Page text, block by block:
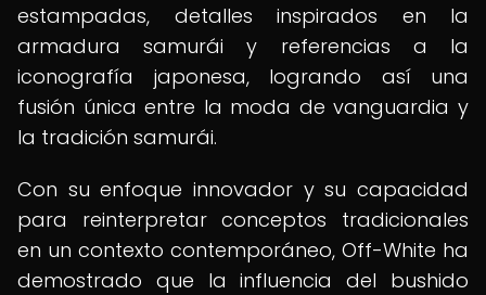
estampadas, detalles inspirados en la
armadura samurái y referencias a la
iconografía japonesa, logrando así una
fusión única entre la moda de vanguardia y
la tradición samurái.
Con su enfoque innovador y su capacidad
para reinterpretar conceptos tradicionales
en un contexto contemporáneo, Off-White ha
demostrado que la influencia del bushido